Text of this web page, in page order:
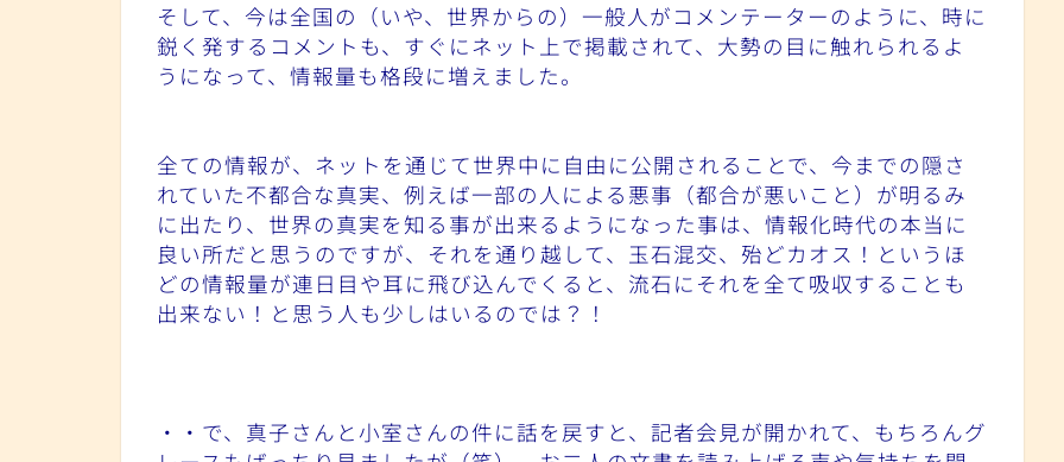
そして、今は全国の（いや、世界からの）一般人がコメンテーターのように、時に
鋭く発するコメントも、すぐにネット上で掲載されて、大勢の目に触れられるよ
うになって、情報量も格段に増えました。
全ての情報が、ネットを通じて世界中に自由に公開されることで、今までの隠さ
れていた不都合な真実、例えば一部の人による悪事（都合が悪いこと）が明るみ
に出たり、世界の真実を知る事が出来るようになった事は、情報化時代の本当に
良い所だと思うのですが、それを通り越して、玉石混交、殆どカオス！というほ
どの情報量が連日目や耳に飛び込んでくると、流石にそれを全て吸収することも
出来ない！と思う人も少しはいるのでは？！
・・で、真子さんと小室さんの件に話を戻すと、記者会見が開かれて、もちろんグ